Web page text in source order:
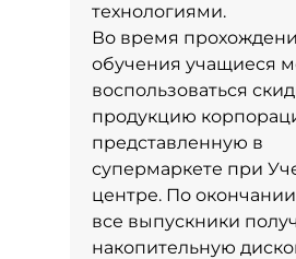
технологиями.
Во время
обучения учащиеся
воспользоваться
продукцию
представленную в
супермаркете при
центре. По
все выпускники
накопительную